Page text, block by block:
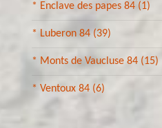
* Enclave des papes 84 (1)
* Luberon 84 (39)
* Monts de Vaucluse 84 (15)
* Ventoux 84 (6)